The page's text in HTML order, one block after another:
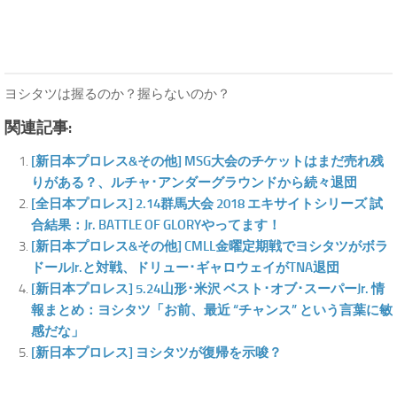
ヨシタツは握るのか？握らないのか？
関連記事:
[新日本プロレス&その他] MSG大会のチケットはまだ売れ残
りがある？、ルチャ･アンダーグラウンドから続々退団
[全日本プロレス] 2.14群馬大会 2018 エキサイトシリーズ 試
合結果：Jr. BATTLE OF GLORYやってます！
[新日本プロレス&その他] CMLL金曜定期戦でヨシタツがボラ
ドールJr.と対戦、ドリュー･ギャロウェイがTNA退団
[新日本プロレス] 5.24山形･米沢 ベスト･オブ･スーパーJr. 情
報まとめ：ヨシタツ「お前、最近 “チャンス” という言葉に敏
感だな」
[新日本プロレス] ヨシタツが復帰を示唆？